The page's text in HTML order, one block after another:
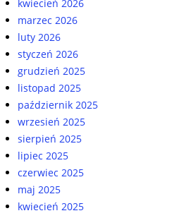
kwiecień 2026
marzec 2026
luty 2026
styczeń 2026
grudzień 2025
listopad 2025
październik 2025
wrzesień 2025
sierpień 2025
lipiec 2025
czerwiec 2025
maj 2025
kwiecień 2025